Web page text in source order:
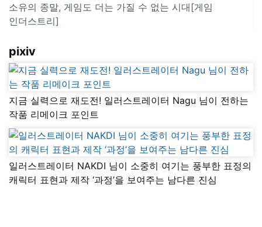
소유의 종말, 게임도 더는 가질 수 없는 시대[게임
인더스트리]
pixiv
지금 실력으로 재도전! 일러스트레이터 Nagu 님이 전하는
작품 리메이크 포인트
일러스트레이터 NAKDI 님이 소중히 여기는 풍부한 표정의
캐릭터 표현과 제작 ‘과정’을 보여주는 남다른 진심